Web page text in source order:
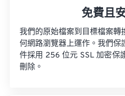
免費且
我們的原始檔案到目標檔案轉
何網路瀏覽器上運作。我們保
件採用 256 位元 SSL 加密保
刪除。